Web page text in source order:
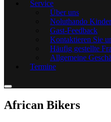
Service
Über uns
Noluthando
Gast-Feedback
Kontaktieren Sie
Häufig gestellte
Allgemeine
Termine
African Bikers